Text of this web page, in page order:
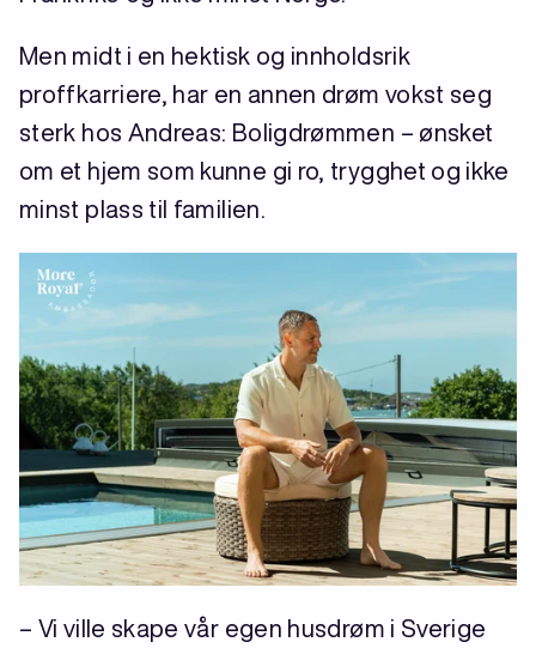
Men midt i en hektisk og innholdsrik
proffkarriere, har en annen drøm vokst seg
sterk hos Andreas: Boligdrømmen – ønsket
om et hjem som kunne gi ro, trygghet og ikke
minst plass til familien.
– Vi ville skape vår egen husdrøm i Sverige